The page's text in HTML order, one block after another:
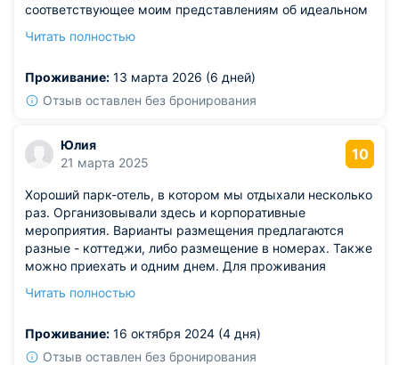
соответствующее моим представлениям об идеальном
расположение – центральным, что обеспечило
достопримечательностям. Внутри комнаты царила
обстановка элегантной простоты, каждый элемент
аспект способствовал гармоничному пребыванию.
Рекомендации будут самыми положительными.
Читать полностью
Проживание: 13 марта 2026 (6 дней)
Отзыв оставлен без бронирования
Юлия
21 марта 2025
10
Хороший парк-отель, в котором мы отдыхали несколько
раз. Организовывали здесь и корпоративные
мероприятия. Варианты размещения предлагаются
разные - коттеджи, либо размещение в номерах. Также
можно приехать и одним днем. Для проживания
услуги, воспользоваться бассейном. Есть здесь и
Часто проводятся анимационные мероприятия.
Читать полностью
Проживание: 16 октября 2024 (4 дня)
Отзыв оставлен без бронирования